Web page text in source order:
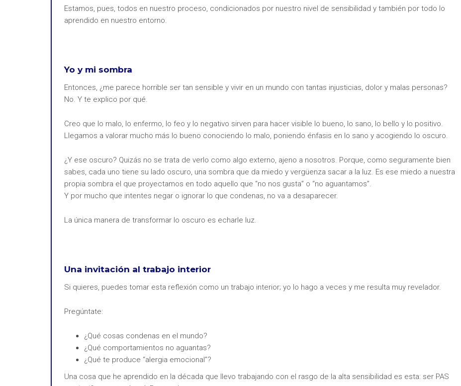
Estamos, pues, todos en nuestro proceso, condicionados por nuestro nivel de sensibilidad y también por todo lo
aprendido en nuestro entorno.
Yo y mi sombra
Entonces, ¿me parece horrible ser tan sensible y vivir en un mundo con tantas injusticias, dolor y malas personas?
No. Y te explico por qué.
Creo que lo malo, lo enfermo, lo feo y lo negativo sirven para hacer visible lo bueno, lo sano, lo bello y lo positivo.
Llegamos a valorar mucho más lo bueno conociendo lo malo, poniendo énfasis en lo sano y acogiendo lo oscuro.
¿Y ese oscuro? Quizás no se trata de verlo como algo externo, ajeno a nosotros. Porque, como seguramente bien
sabes, cada uno tiene su lado oscuro, una sombra que da miedo y vergüenza sacar a la luz. Es ese miedo a nuestra
propia sombra el que proyectamos en todo aquello que “no nos gusta” o “no aguantamos”.
Y por mucho que intentes negar o ignorar lo que condenas, no va a desaparecer.
La única manera de transformar lo oscuro es echarle luz.
Una invitación al trabajo interior
Si quieres, puedes tomar esta reflexión como un trabajo interior; yo lo hago a veces y me resulta muy revelador.
Pregúntate:
¿Qué cosas condenas en el mundo?
¿Qué comportamientos no aguantas?
¿Qué te produce “alergia emocional”?
Una cosa que he aprendido en la década que llevo trabajando con el rasgo de la alta sensibilidad es esta: ser PAS